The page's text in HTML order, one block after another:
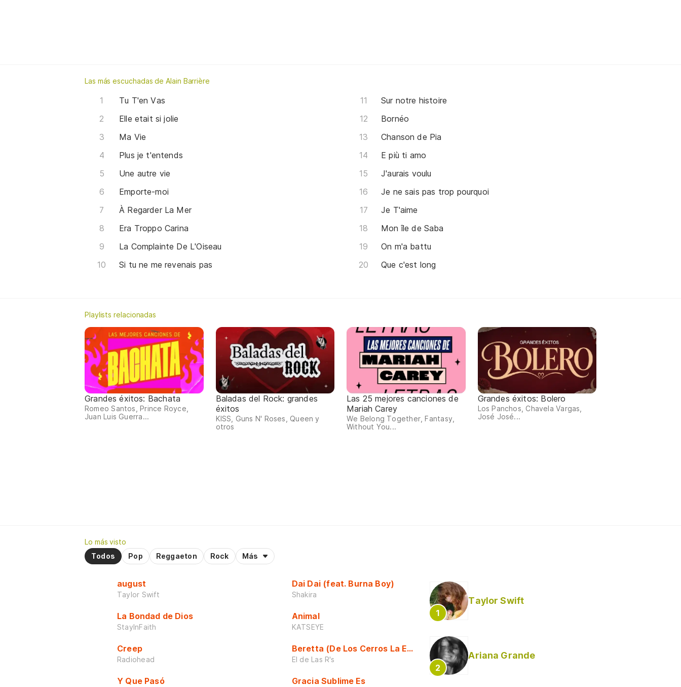
Las más escuchadas de Alain Barrière
Tu T'en Vas
Elle etait si jolie
Ma Vie
Plus je t'entends
Une autre vie
Emporte-moi
À Regarder La Mer
Era Troppo Carina
La Complainte De L'Oiseau
Si tu ne me revenais pas
Sur notre histoire
Bornéo
Chanson de Pia
E più ti amo
J'aurais voulu
Je ne sais pas trop pourquoi
Je T'aime
Mon île de Saba
On m'a battu
Que c'est long
Playlists relacionadas
Grandes éxitos: Bachata
Romeo Santos, Prince Royce,
Juan Luis Guerra...
Baladas del Rock: grandes
éxitos
KISS, Guns N' Roses, Queen y
otros
Las 25 mejores canciones de
Mariah Carey
We Belong Together, Fantasy,
Without You...
Grandes éxitos: Bolero
Los Panchos, Chavela Vargas,
José José...
Lo más visto
Todos
Pop Reggaeton Rock Más
august
Taylor Swift
La Bondad de Dios
StayInFaith
Creep
Radiohead
Y Que Pasó
Dai Dai (feat. Burna Boy)
Shakira
Animal
KATSEYE
Beretta (De Los Cerros La Escuela)
El de Las R's
Gracia Sublime Es
Taylor Swift
Ariana Grande